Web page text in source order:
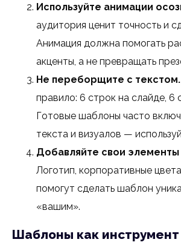
Используйте анимации
аудитория ценит точность и
Анимация должна помогать
акценты, а не превращать
Не переборщите с текстом.
правило: 6 строк на слайде, 6
Готовые шаблоны часто
текста и визуалов —
Добавляйте свои
Логотип, корпоративные
помогут сделать шаблон
«вашим».
Шаблоны как инструмент